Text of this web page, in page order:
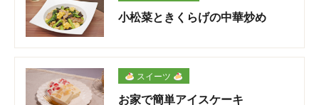
小松菜ときくらげの中華炒め
スイーツ
お家で簡単アイスケーキ